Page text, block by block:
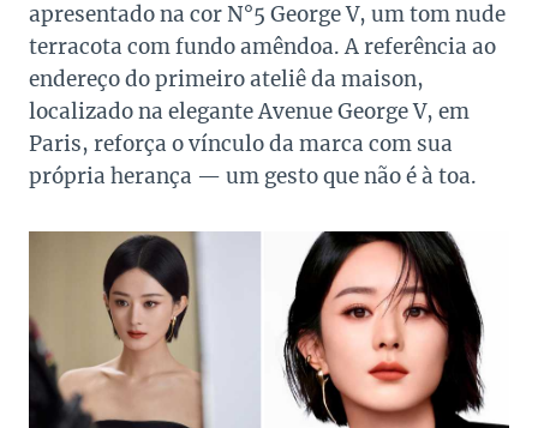
apresentado na cor N°5 George V, um tom nude
terracota com fundo amêndoa. A referência ao
endereço do primeiro ateliê da maison,
localizado na elegante Avenue George V, em
Paris, reforça o vínculo da marca com sua
própria herança — um gesto que não é à toa.